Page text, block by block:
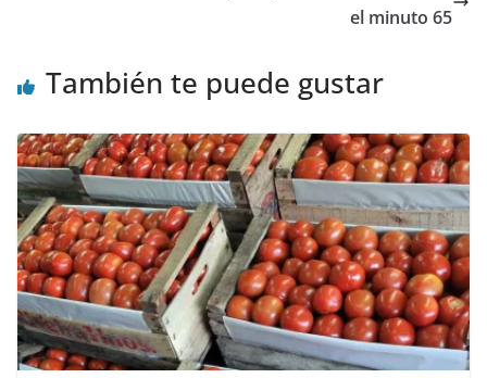
el minuto 65
También te puede gustar